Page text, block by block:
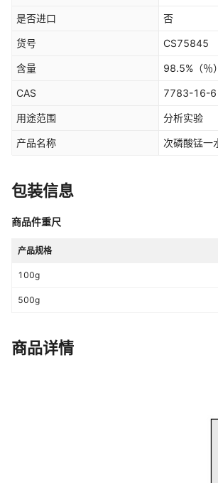
是否进口 否
货号 CS75845
含量 98.5% （％）
CAS 7783-16-6
用途范围 分析实验
产品名称 次磷酸锰一
包装信息
商品件重尺
产品规格
100g
500g
商品详情